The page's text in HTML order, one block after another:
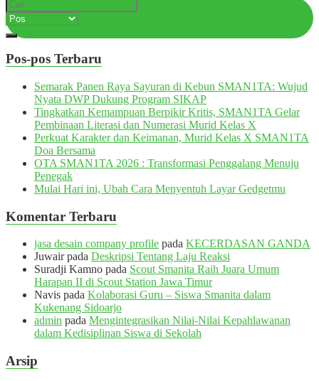
Pos-pos Terbaru
Semarak Panen Raya Sayuran di Kebun SMAN1TA: Wujud
Nyata DWP Dukung Program SIKAP
Tingkatkan Kemampuan Berpikir Kritis, SMAN1TA Gelar
Pembinaan Literasi dan Numerasi Murid Kelas X
Perkuat Karakter dan Keimanan, Murid Kelas X SMAN1TA
Doa Bersama
OTA SMAN1TA 2026 : Transformasi Penggalang Menuju
Penegak
Mulai Hari ini, Ubah Cara Menyentuh Layar Gedgetmu
Komentar Terbaru
jasa desain company profile pada KECERDASAN GANDA
Juwairpada Deskripsi Tentang Laju Reaksi
Suradji Kamno pada Scout Smanita Raih Juara Umum
Harapan II di Scout Station Jawa Timur
Navis pada Kolaborasi Guru – Siswa Smanita dalam
Kukenang Sidoarjo
admin pada Mengintegrasikan Nilai-Nilai Kepahlawanan
dalam Kedisiplinan Siswa di Sekolah
Arsip